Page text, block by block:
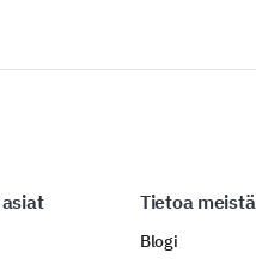
Tietoa meistä
Blogi